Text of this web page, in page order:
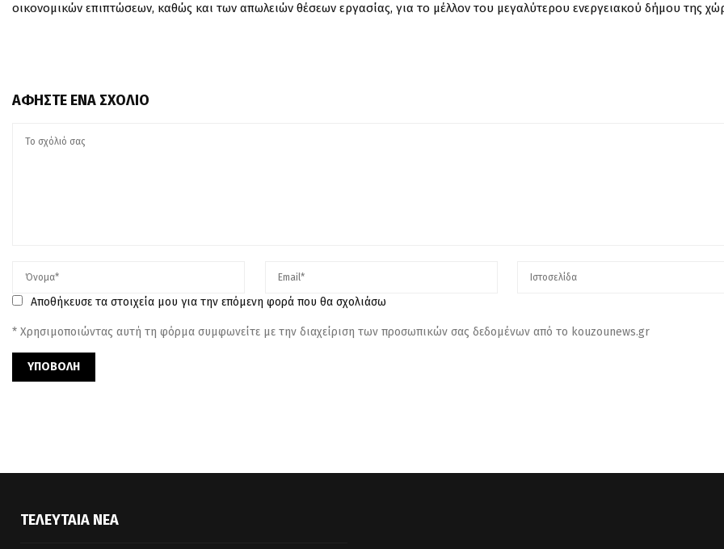
οικονομικών επιπτώσεων, καθώς και των απωλειών θέσεων εργασίας, για το μέλλον του μεγαλύτερου ενεργειακού δήμου της
ΑΦΉΣΤΕ ΈΝΑ ΣΧΌΛΙΟ
Αποθήκευσε τα στοιχεία μου για την επόμενη φορά που θα σχολιάσω
* Χρησιμοποιώντας αυτή τη φόρμα συμφωνείτε με την διαχείριση των προσωπικών σας δεδομένων από το kouzounews.gr
ΤΕΛΕΥΤΑΊΑ ΝΈΑ